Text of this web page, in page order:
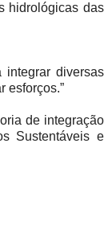
hidrológicas das
integrar diversas
esforços.”
de integração
Sustentáveis e